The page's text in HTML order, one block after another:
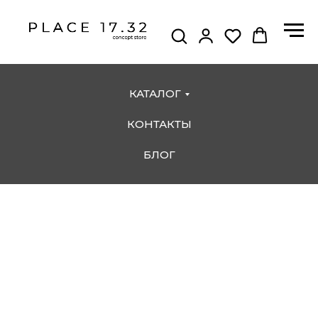
КАТАЛОГ
КОНТАКТЫ
БЛОГ